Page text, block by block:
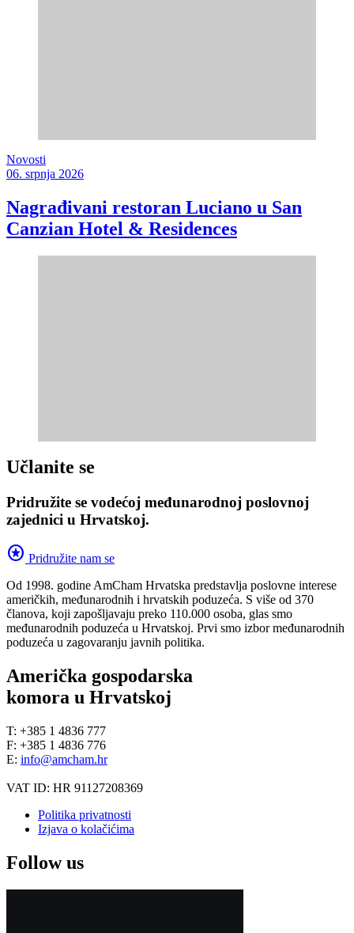
Novosti
06. srpnja 2026
Nagrađivani restoran Luciano u San
Canzian Hotel & Residences
Učlanite se
Pridružite se vodećoj međunarodnoj poslovnoj
zajednici u Hrvatskoj.
stars Pridružite nam se
Od 1998. godine AmCham Hrvatska predstavlja poslovne interese
američkih, međunarodnih i hrvatskih poduzeća. S više od 370
članova, koji zapošljavaju preko 110.000 osoba, glas smo
međunarodnih poduzeća u Hrvatskoj. Prvi smo izbor međunarodnih
poduzeća u zagovaranju javnih politika.
Američka gospodarska
komora u Hrvatskoj
T: +385 1 4836 777
F: +385 1 4836 776
E: info@amcham.hr
VAT ID: HR 91127208369
Politika privatnosti
Izjava o kolačićima
Follow us